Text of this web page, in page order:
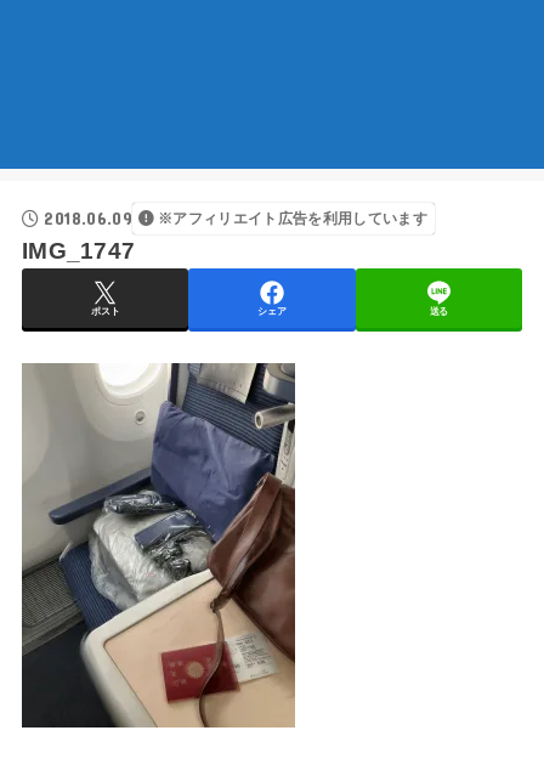
2018.06.09 ※アフィリエイト広告を利用しています
IMG_1747
ポスト シェア 送る